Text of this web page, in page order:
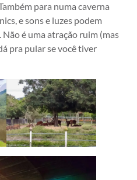
para numa caverna
e sons e luzes podem
é uma atração ruim (mas
pra pular se você tiver